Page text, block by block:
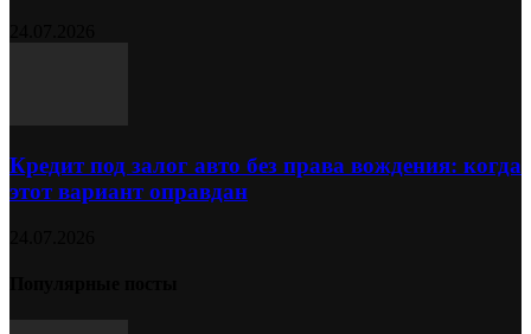
Кредит под залог авто без права вождения: когда
этот вариант оправдан